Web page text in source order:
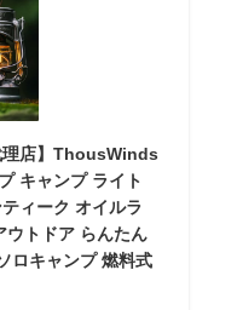
理店】ThousWinds
キャンプ ライト
ィーク オイルラ
ウトドア らんたん
ロキャンプ 燃料式